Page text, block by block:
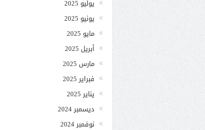
يوليو 2025
يونيو 2025
مايو 2025
أبريل 2025
مارس 2025
فبراير 2025
يناير 2025
ديسمبر 2024
نوفمبر 2024